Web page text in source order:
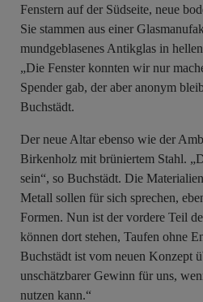
Fenstern auf der Südseite, neue
Sie stammen aus einer
mundgeblasenes Antikglas in
„Die Fenster konnten wir nur
Spender gab, der aber anonym
Buchstädt.
Der neue Altar ebenso wie der
Birkenholz mit brüniertem Stahl.
sein“, so Buchstädt. Die
Metall sollen für sich sprechen,
Formen. Nun ist der vordere Teil
können dort stehen, Taufen ohne
Buchstädt ist vom neuen Konzept
unschätzbarer Gewinn für uns,
nutzen kann.“